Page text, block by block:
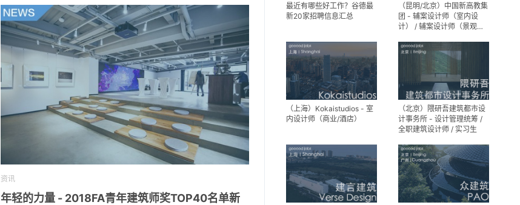
资讯
年轻的力量 - 2018FA青年建筑师奖TOP40名单新
最近有哪些好工作？谷德最
新20家招聘信息汇总
（昆明/北京）中国新高教集
团 - 辅案设计师（室内设
计） / 辅案设计师（景观设
间组长 / 平面设计高级经理 /
展陈设计高级经理
（上海）Kokaistudios - 室
内设计师（商业/酒店）
（北京）隈研吾建筑都市设
计事务所 - 设计管理统筹 /
全职建筑设计师 / 实习生